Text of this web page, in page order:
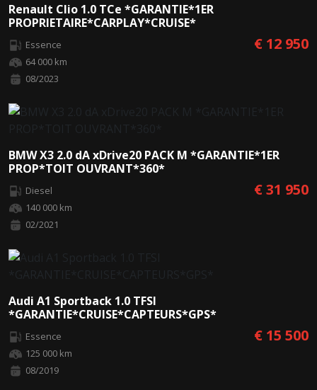
Renault Clio 1.0 TCe *GARANTIE*1ER
PROPRIETAIRE*CARPLAY*CRUISE*
Essence
64 000 km
08/2023
€ 12 950
BMW X3 2.0 dA xDrive20 PACK M *GARANTIE*1ER
PROP*TOIT OUVRANT*360*
Diesel
140 000 km
02/2021
€ 31 950
Audi A1 Sportback 1.0 TFSI
*GARANTIE*CRUISE*CAPTEURS*GPS*
Essence
125 000 km
08/2019
€ 15 500